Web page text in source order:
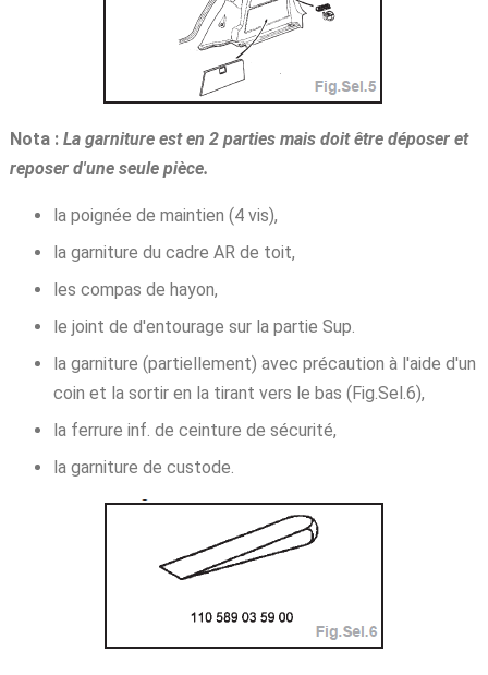
Nota : La garniture est en 2 parties mais doit être déposer et
reposer d'une seule pièce.
la poignée de maintien (4 vis),
la garniture du cadre AR de toit,
les compas de hayon,
le joint de d'entourage sur la partie Sup.
la garniture (partiellement) avec précaution à l'aide d'un
coin et la sortir en la tirant vers le bas (Fig.Sel.6),
la ferrure inf. de ceinture de sécurité,
la garniture de custode.